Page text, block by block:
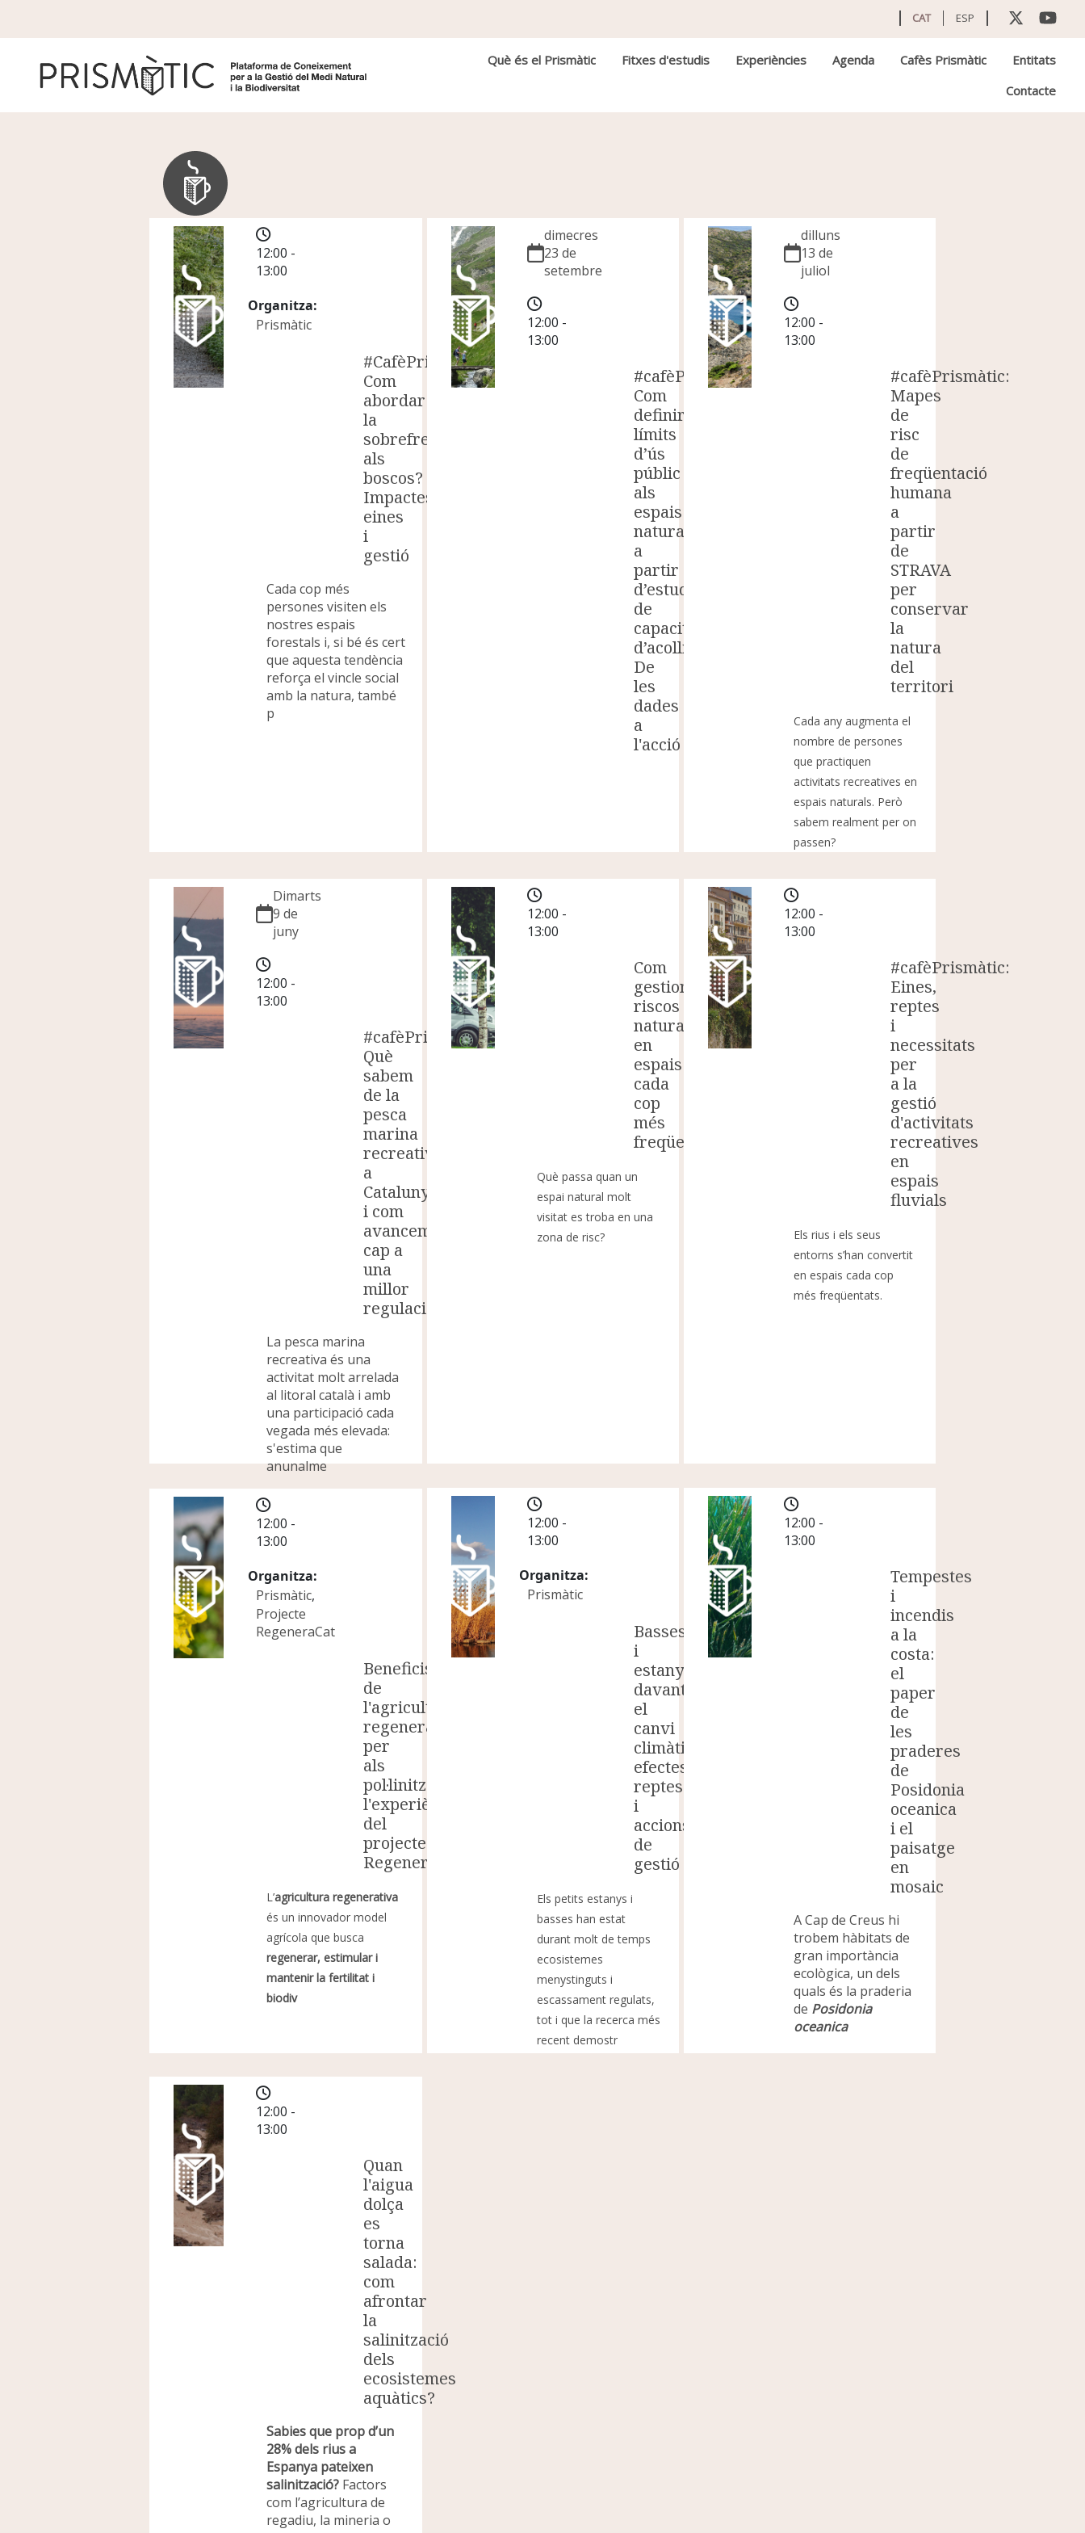
CAT ESP
Navegació principal
Què és el Prismàtic Fitxes d'estudis Experiències Agenda Cafès Prismàtic
Entitats
Contacte
12:00 -
13:00
Organitza
Prismàtic
#CafèPrismàtic:
Com
abordar
la
sobrefreqüentació
als
boscos?
Impactes,
eines
i
gestió
Cada cop més
persones visiten els
nostres espais
forestals i, si bé és cert
que aquesta tendència
reforça el vincle social
amb la natura, també
p
dimecres
23 de
setembre
12:00 -
13:00
#cafèPrismàtic:
Com
definir
límits
d’ús
públic
als
espais
naturals
a
partir
d’estudis
de
capacitat
d’acollida?
De
les
dades
a
l'acció
dilluns
13 de
juliol
12:00 -
13:00
#cafèPrismàtic:
Mapes
de
risc
de
freqüentació
humana
a
partir
de
STRAVA
per
conservar
la
natura
del
territori
Cada any augmenta el
nombre de persones
que practiquen
activitats recreatives en
espais naturals. Però
sabem realment per on
passen?
Dimarts
9 de
juny
12:00 -
13:00
#cafèPrismàtic:
Què
sabem
de la
pesca
marina
recreativa
a
Catalunya
i com
avancem
cap a
una
millor
regulació?
La pesca marina
recreativa és una
activitat molt arrelada
al litoral català i amb
una participació cada
vegada més elevada:
s'estima que
anunalme
12:00 -
13:00
Com
gestionar
riscos
naturals
en
espais
cada
cop
més
freqüentats?
Què passa quan un
espai natural molt
visitat es troba en una
zona de risc?
12:00 -
13:00
#cafèPrismàtic:
Eines,
reptes
i
necessitats
per
a la
gestió
d'activitats
recreatives
en
espais
fluvials
Els rius i els seus
entorns s’han convertit
en espais cada cop
més freqüentats.
12:00 -
13:00
Organitza
Prismàtic
Projecte
RegeneraCat
Beneficis
de
l'agricultura
regenerativa
per
als
pol·linitzadors:
l'experiència
del
projecte
RegeneraCat
L’agricultura regenerativa
és un innovador model
agrícola que busca
regenerar, estimular i
mantenir la fertilitat i
biodiv
12:00 -
13:00
Organitza
Prismàtic
Basses
i
estanys
davant
el
canvi
climàtic:
efectes,
reptes
i
accions
de
gestió
Els petits estanys i
basses han estat
durant molt de temps
ecosistemes
menystinguts i
escassament regulats,
tot i que la recerca més
recent demostr
12:00 -
13:00
Tempestes
i
incendis
a la
costa:
el
paper
de
les
praderes
de
Posidonia
oceanica
i el
paisatge
en
mosaic
A Cap de Creus hi
trobem hàbitats de
gran importància
ecològica, un dels
quals és la praderia
de Posidonia
oceanica
12:00 -
13:00
Quan
l'aigua
dolça
es
torna
salada:
com
afrontar
la
salinització
dels
ecosistemes
aquàtics?
Sabies que prop d’un
28% dels rius a
Espanya pateixen
salinització? Factors
com l’agricultura de
regadiu, la mineria o